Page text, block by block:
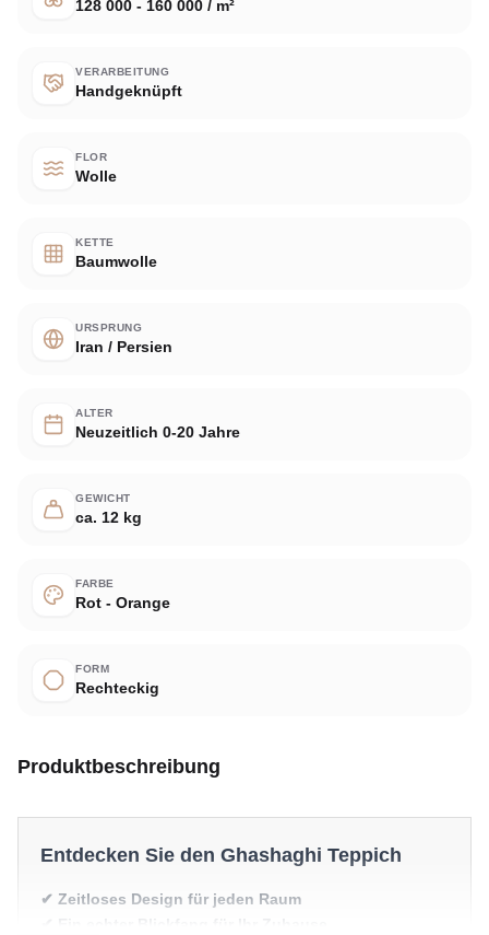
128 000 - 160 000 / m²
VERARBEITUNG
Handgeknüpft
FLOR
Wolle
KETTE
Baumwolle
URSPRUNG
Iran / Persien
ALTER
Neuzeitlich 0-20 Jahre
GEWICHT
ca. 12 kg
FARBE
Rot - Orange
FORM
Rechteckig
Produktbeschreibung
Entdecken Sie den Ghashaghi Teppich
✔ Zeitloses Design für jeden Raum